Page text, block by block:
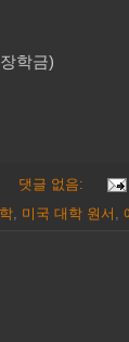
학금)
댓글 없음:
, 미국 대학 원서 ,